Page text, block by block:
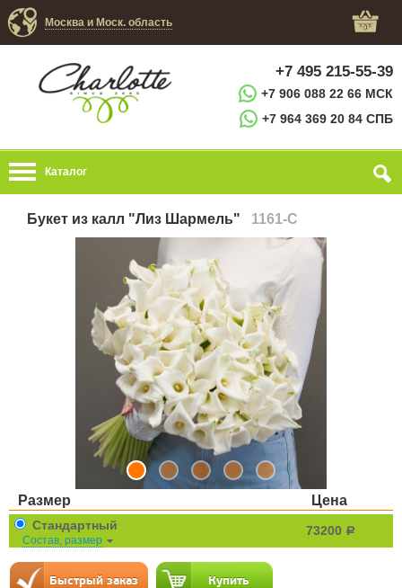
Москва и Моск. область
+7 495 215-55-39
+7 906 088 22 66 МСК
+7 964 369 20 84 СПБ
Каталог
Букет из калл "Лиз Шармель" 1161-C
Размер Цена
Стандартный
Состав, размер
73200 a